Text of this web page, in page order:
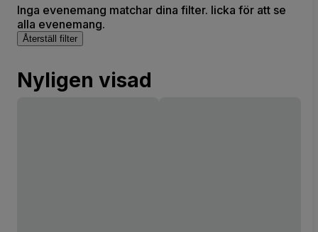
Inga evenemang matchar dina filter. licka för att se
alla evenemang.
Återställ filter
Nyligen visad